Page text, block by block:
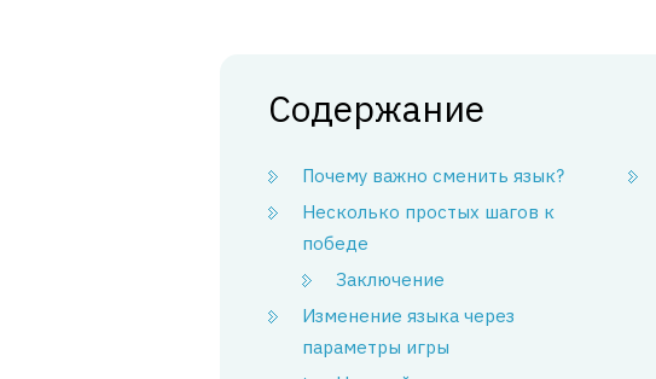
Содержание
Почему важно сменить язык?
Несколько простых шагов к
победе
Заключение
Изменение языка через
параметры игры